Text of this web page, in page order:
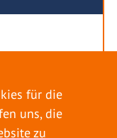
es die Einen
dann doch
eine längere
Dinge zu
für die
uns, die
zu